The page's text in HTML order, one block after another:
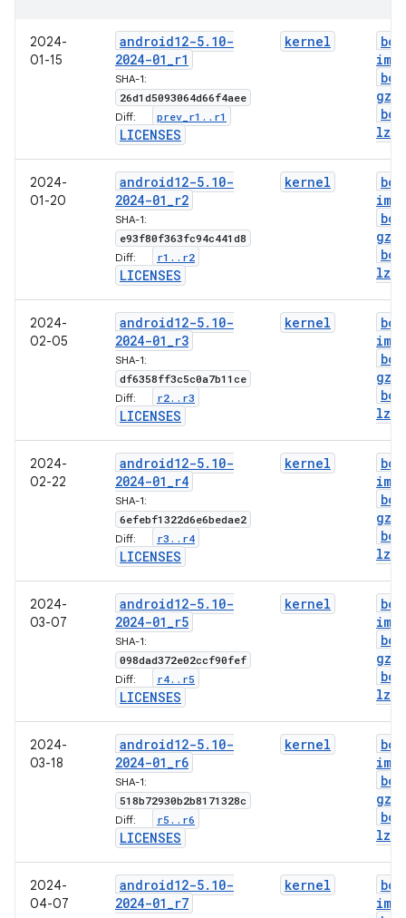
2024-
01-15
android12-5. 10-
2024-01_r1
SHA-1:
26d1d5093064d66f4aee
Diff: prev r1 . . r1
LICENSES
kernel
img
gz
lz4
2024-
01-20
android12-5. 10-
2024-01_r2
SHA-1:
e93f80f363fc94c441d8
Diff: r1 . . r2
LICENSES
kernel
img
gz
lz4
2024-
02-05
android12-5. 10-
2024-01_r3
SHA-1:
df6358ff3c5c0a7b11ce
Diff: r2. . r3
LICENSES
kernel
img
gz
lz4
2024-
02-22
android12-5. 10-
2024-01_r4
SHA-1:
6efebf1322d6e6bedae2
Diff: r3 . . r4
LICENSES
kernel
img
gz
lz4
2024-
03-07
android12-5. 10-
2024-01_r5
SHA-1:
098dad372e02ccf90fef
Diff: r4. . r5
LICENSES
kernel
img
gz
lz4
2024-
03-18
android12-5. 10-
2024-01_r6
SHA-1:
518b72930b2b8171328c
Diff: r5 . . r6
LICENSES
kernel
img
gz
lz4
2024-
04-07
android12-5. 10-
2024-01_r7
kernel
img